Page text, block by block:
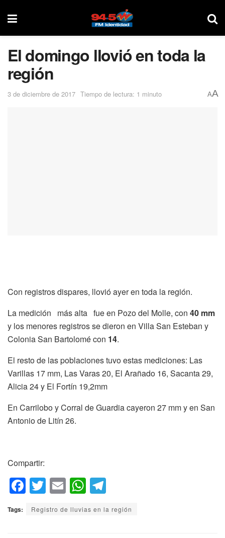
El domingo llovió en toda la
región
3 de diciembre de 2017 Tiempo de lectura: 1 minuto AA
Con registros dispares, llovió ayer en toda la región.
La medición más alta fue en Pozo del Molle, con 40 mm
y los menores registros se dieron en Villa San Esteban y
Colonia San Bartolomé con 14.
El resto de las poblaciones tuvo estas mediciones: Las
Varillas 17 mm, Las Varas 20, El Arañado 16, Sacanta 29,
Alicia 24 y El Fortín 19,2mm
En Carrilobo y Corral de Guardia cayeron 27 mm y en San
Antonio de Litín 26.
Compartir:
F
a
c
T
wi
tt
E
m
ail
W
h
at
el
e
Tags: Registro de lluvias en la región